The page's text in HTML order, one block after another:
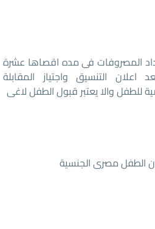
المصروفات فى مده اقصاها عشرة
اعلان التنسيق واجتياز المقابلة
للطفل والا يعتبر قبول الطفل لاغى
الطفل مصرى الجنسية